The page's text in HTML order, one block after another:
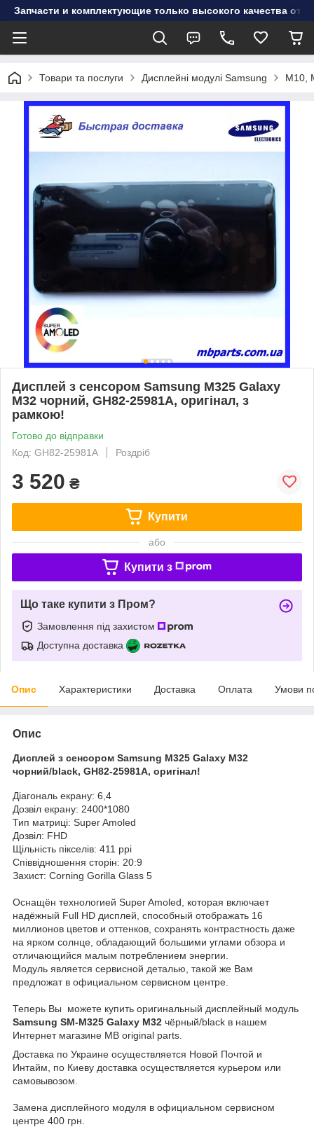
Запчасти и комплектующие только высокого качества от
Товари та послуги Дисплейні модулі Samsung M10,
Дисплей з сенсором Samsung M325 Galaxy
M32 чорний, GH82-25981A, оригінал, з
рамкою!
Готово до відправки
Код: GH82-25981A
Роздріб
3 520 ₴
Купити
або
Купити з
Що таке купити з Пром?
Замовлення під захистом
Доступна доставка
Опис Характеристики Доставка Оплата Умови
Опис
Дисплей з сенсором Samsung M325 Galaxy M32
чорний/black, GH82-25981A, оригінал!
Діагональ екрану: 6,4
Дозвіл екрану: 2400*1080
Тип матриці: Super Amoled
Дозвіл: FHD
Щільність пікселів: 411 ppi
Співвідношення сторін: 20:9
Захист: Corning Gorilla Glass 5
Оснащён технологией Super Amoled, которая включает
надёжный Full HD дисплей, способный отображать 16
миллионов цветов и оттенков, сохранять контрастность даже
на ярком солнце, обладающий большими углами обзора и
отличающийся малым потреблением энергии.
Модуль является сервисной деталью, такой же Вам
предложат в официальном сервисном центре.
Теперь Вы можете купить оригинальный дисплейный модуль
Samsung SM-M325 Galaxy M32 чёрный/black в нашем
Интернет магазине MB original parts.
Доставка по Украине осуществляется Новой Почтой и
Интайм, по Киеву доставка осуществляется курьером или
самовывозом.
Замена дисплейного модуля в официальном сервисном
центре 400 грн.